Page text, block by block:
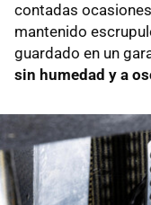
contadas
mantenido
guardado en un
sin humedad y a